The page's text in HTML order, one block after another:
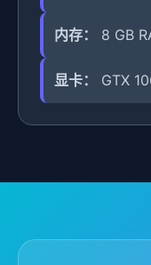
内存： 8 GB
显卡： GTX